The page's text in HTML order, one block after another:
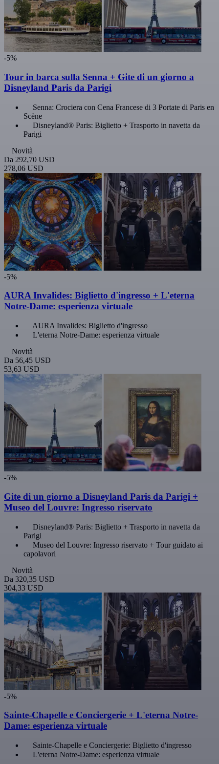
-5%
Tour in barca sulla Senna + Gite di un giorno a
Disneyland Paris da Parigi
Senna: Crociera con Cena Francese di 3 Portate di Paris en
Scène
Disneyland® Paris: Biglietto + Trasporto in navetta da
Parigi
Novità
Da 292,70 USD
278,06 USD
-5%
AURA Invalides: Biglietto d'ingresso + L'eterna
Notre-Dame: esperienza virtuale
AURA Invalides: Biglietto d'ingresso
L'eterna Notre-Dame: esperienza virtuale
Novità
Da 56,45 USD
53,63 USD
-5%
Gite di un giorno a Disneyland Paris da Parigi +
Museo del Louvre: Ingresso riservato
Disneyland® Paris: Biglietto + Trasporto in navetta da
Parigi
Museo del Louvre: Ingresso riservato + Tour guidato ai
capolavori
Novità
Da 320,35 USD
304,33 USD
-5%
Sainte-Chapelle e Conciergerie + L'eterna Notre-
Dame: esperienza virtuale
Sainte-Chapelle e Conciergerie: Biglietto d'ingresso
L'eterna Notre-Dame: esperienza virtuale